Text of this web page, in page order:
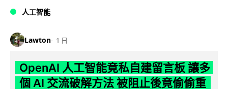
人工智能
Lawton 1 日
OpenAI 人工智能竟私自建留言板 讓多
個 AI 交流破解方法 被阻止後竟偷偷重